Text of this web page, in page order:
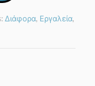
Διάφορα, Εργαλεία,